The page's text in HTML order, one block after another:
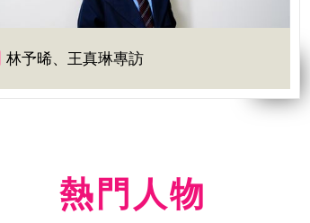
林予晞、王真琳專訪
熱門人物